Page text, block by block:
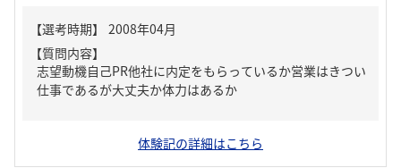
【質問内容】
志望動機自己PR他社に内定をもらっているか営業はきつい
仕事であるが大丈夫か体力はあるか
体験記の詳細はこちら